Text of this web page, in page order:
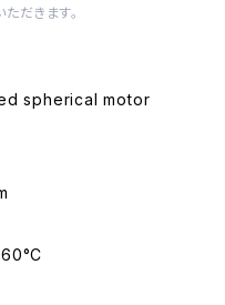
だきます。
spherical motor